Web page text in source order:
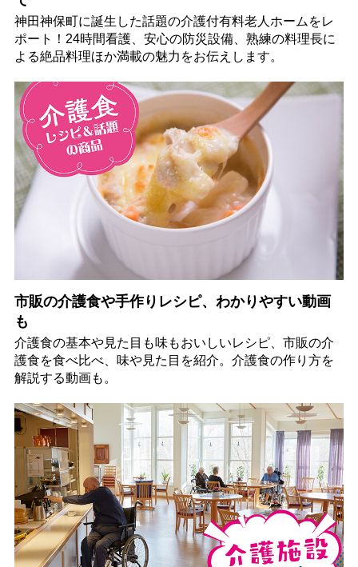
神田神保町に誕生した話題の介護付有料老人ホームをレ
ポート！24時間看護、安心の防災設備、熟練の料理長に
よる絶品料理ほか満載の魅力をお伝えします。
市販の介護食や手作りレシピ、わかりやすい動画
も
介護食の基本や見た目も味もおいしいレシピ、市販の介
護食を食べ比べ、味や見た目を紹介。介護食の作り方を
解説する動画も。